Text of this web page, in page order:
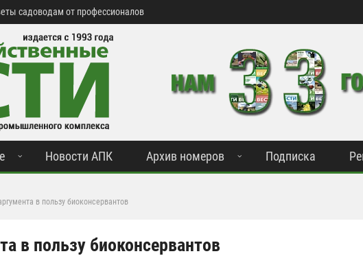
садоводам от профессионалов
Новости АПК Архив номеров Подписка
в пользу биоконсервантов
в пользу биоконсервантов